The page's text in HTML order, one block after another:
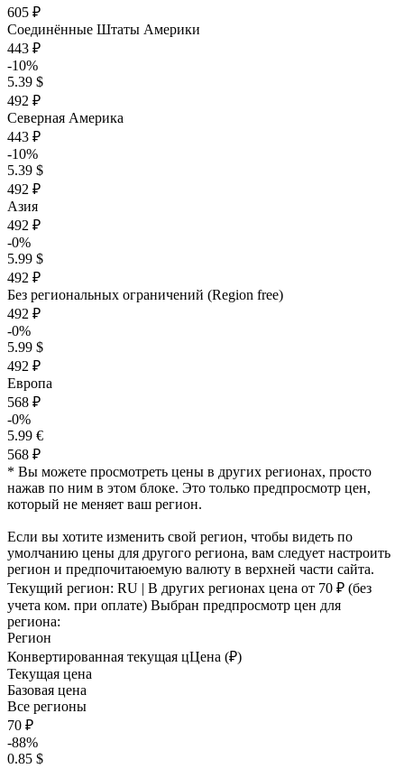
605 ₽
Соединённые Штаты Америки
443 ₽
-10%
5.39 $
492 ₽
Северная Америка
443 ₽
-10%
5.39 $
492 ₽
Азия
492 ₽
-0%
5.99 $
492 ₽
Без региональных ограничений (Region free)
492 ₽
-0%
5.99 $
492 ₽
Европа
568 ₽
-0%
5.99 €
568 ₽
* Вы можете просмотреть цены в других регионах, просто
нажав по ним в этом блоке. Это только предпросмотр цен,
который не меняет ваш регион.
Если вы хотите изменить свой регион, чтобы видеть по
умолчанию цены для другого региона, вам следует настроить
регион и предпочитаюемую валюту в верхней части сайта.
Текущий регион: RU | В других регионах цена от 70 ₽ (без
учета ком. при оплате) Выбран предпросмотр цен для
региона:
Регион
Конвертированная текущая цЦена (₽)
Текущая цена
Базовая цена
Все регионы
70 ₽
-88%
0.85 $